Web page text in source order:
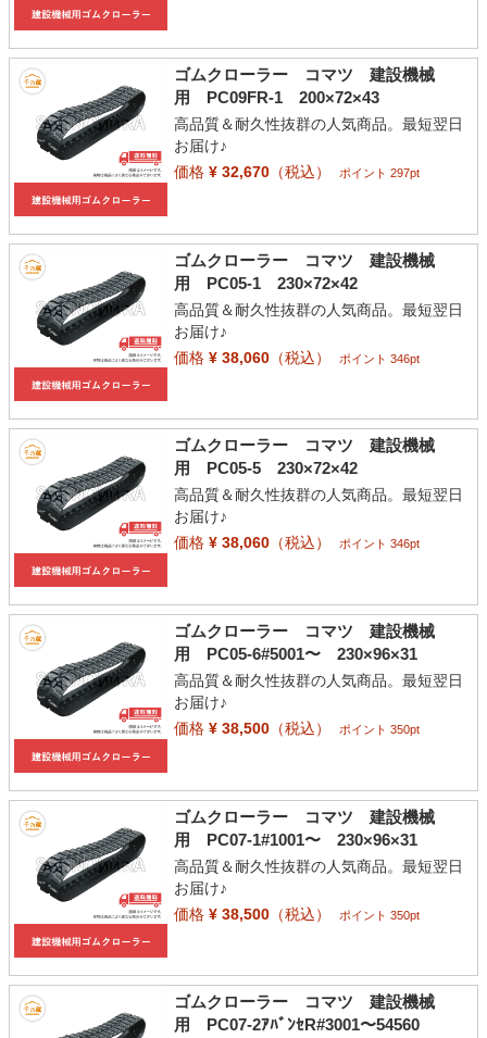
ゴムクローラー コマツ 建設機械
用 PC09FR-1 200×72×43
高品質＆耐久性抜群の人気商品。最短翌日
お届け♪
価格¥ 32,670（税込） ポイント 297pt
ゴムクローラー コマツ 建設機械
用 PC05-1 230×72×42
高品質＆耐久性抜群の人気商品。最短翌日
お届け♪
価格¥ 38,060（税込） ポイント 346pt
ゴムクローラー コマツ 建設機械
用 PC05-5 230×72×42
高品質＆耐久性抜群の人気商品。最短翌日
お届け♪
価格¥ 38,060（税込） ポイント 346pt
ゴムクローラー コマツ 建設機械
用 PC05-6#5001〜 230×96×31
高品質＆耐久性抜群の人気商品。最短翌日
お届け♪
価格¥ 38,500（税込） ポイント 350pt
ゴムクローラー コマツ 建設機械
用 PC07-1#1001〜 230×96×31
高品質＆耐久性抜群の人気商品。最短翌日
お届け♪
価格¥ 38,500（税込） ポイント 350pt
ゴムクローラー コマツ 建設機械
用 PC07-2ｱﾊﾞﾝｾR#3001〜54560